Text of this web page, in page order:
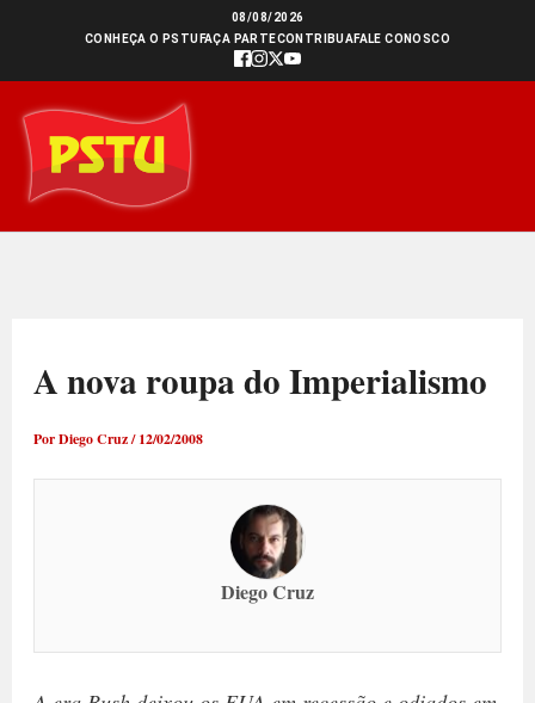
conteúdo
08/08/2026
CONHEÇA O PSTU FAÇA PARTECONTRIBUAFALE CONOSCO
A nova roupa do Imperialismo
PorDiego Cruz/12/02/2008
Diego Cruz